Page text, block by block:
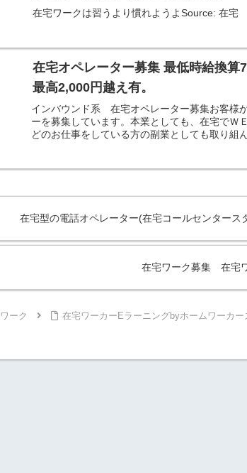
在宅ワークは習うより慣れようよSource: 在宅
在宅オペレーター募集 最低時給換算
最高2,000円越え有。
インバウンド系 在宅オペレーター募集お客様
ーを募集しています。本業としても、在宅でＷ
どのお仕事をしている方の副業としても取り組
在宅型の電話オペレーター(在宅コールセンタース
在宅ワーク募集 在宅
ーク 在宅ワーカーEラーニングbyホームワーカー